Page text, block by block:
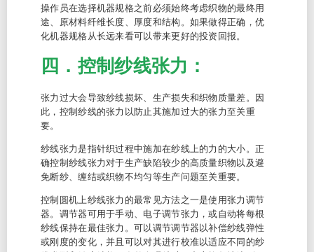
操作员在选择机器规格之前必须始终考虑织物的最终用
途、原材料纤维长度、厚度和结构。如果做得正确，优
化机器规格从长远来看可以带来更好的投资回报。
四．控制纱线张力：
张力过大会导致纱线损坏、生产损失和织物质量差。因
此，控制纱线的张力以防止其施加过大的张力至关重
要。
纱线张力是指针织过程中施加在纱线上的力的大小。正
确控制纱线张力对于生产缺陷较少的高质量织物以及避
免断纱、缠结或织物不均匀等生产问题至关重要。
控制圆机上纱线张力的最常见方法之一是使用张力调节
器。调节器可用于手动、电子调节张力，或自动将每根
纱线保持在最佳张力。可以调节调节器以补偿纱线弹性
或刚度的变化，并且可以对其进行校准以适应不同的纱